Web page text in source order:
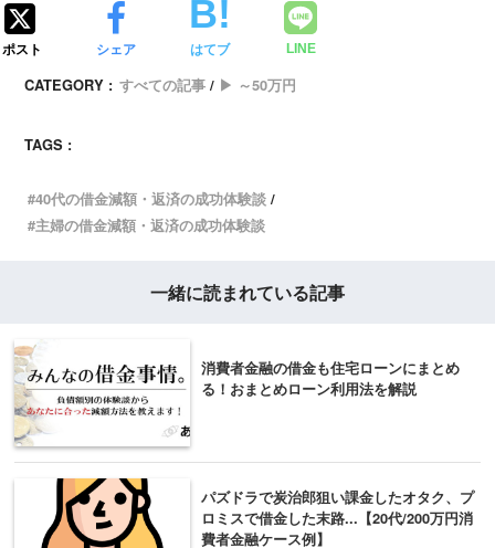
ポスト シェア はてブ LINE
CATEGORY : すべての記事 ▶ ～50万円
TAGS :
40代の借金減額・返済の成功体験談
主婦の借金減額・返済の成功体験談
一緒に読まれている記事
消費者金融の借金も住宅ローンにまとめ
る！おまとめローン利用法を解説
パズドラで炭治郎狙い課金したオタク、プ
ロミスで借金した末路...【20代/200万円消
費者金融ケース例】